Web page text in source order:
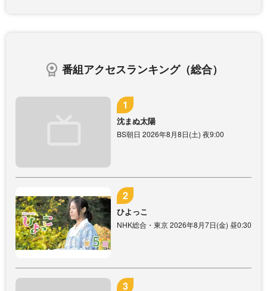
番組アクセスランキング（総合）
沈まぬ太陽
BS朝日 2026年8月8日(土) 夜9:00
ひよっこ
NHK総合・東京 2026年8月7日(金) 昼0:30